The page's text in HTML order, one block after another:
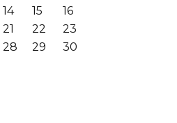
14 15
16
21 22
23
28 29
30